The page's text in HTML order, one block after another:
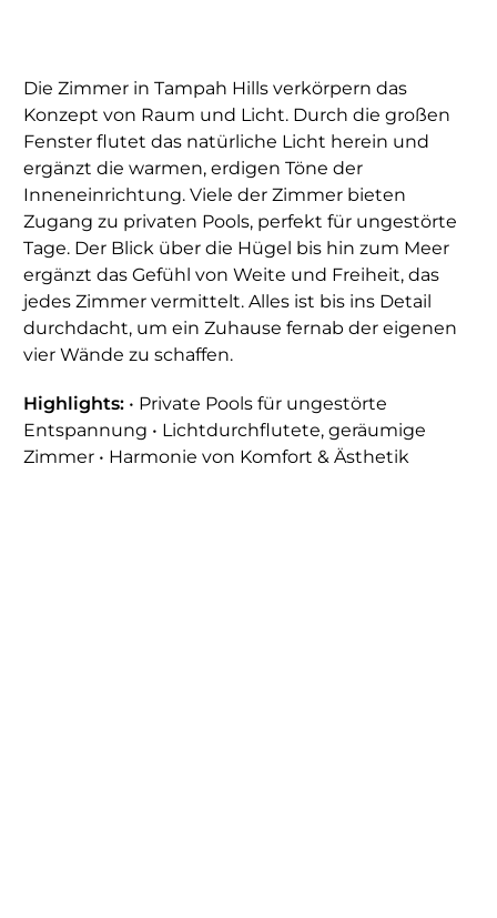
Die Zimmer in Tampah Hills verkörpern das
Konzept von Raum und Licht. Durch die großen
Fenster flutet das natürliche Licht herein und
ergänzt die warmen, erdigen Töne der
Inneneinrichtung. Viele der Zimmer bieten
Zugang zu privaten Pools, perfekt für ungestörte
Tage. Der Blick über die Hügel bis hin zum Meer
ergänzt das Gefühl von Weite und Freiheit, das
jedes Zimmer vermittelt. Alles ist bis ins Detail
durchdacht, um ein Zuhause fernab der eigenen
vier Wände zu schaffen.
Highlights: • Private Pools für ungestörte
Entspannung • Lichtdurchflutete, geräumige
Zimmer • Harmonie von Komfort & Ästhetik